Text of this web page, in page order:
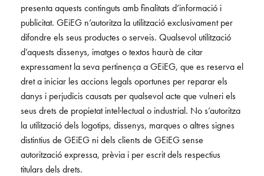
presenta aquests continguts amb finalitats d’informació i
publicitat. GEiEG n’autoritza la utilització exclusivament per
difondre els seus productes o serveis. Qualsevol utilització
d’aquests dissenys, imatges o textos haurà de citar
expressament la seva pertinença a GEiEG, que es reserva el
dret a iniciar les accions legals oportunes per reparar els
danys i perjudicis causats per qualsevol acte que vulneri els
seus drets de propietat intel·lectual o industrial. No s’autoritza
la utilització dels logotips, dissenys, marques o altres signes
distintius de GEiEG ni dels clients de GEiEG sense
autorització expressa, prèvia i per escrit dels respectius
titulars dels drets.